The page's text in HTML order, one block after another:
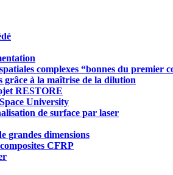
complexes “bonnes du premier
grâce à la maîtrise de la dilution
RESTORE
University
de surface par laser
grandes dimensions
CFRP